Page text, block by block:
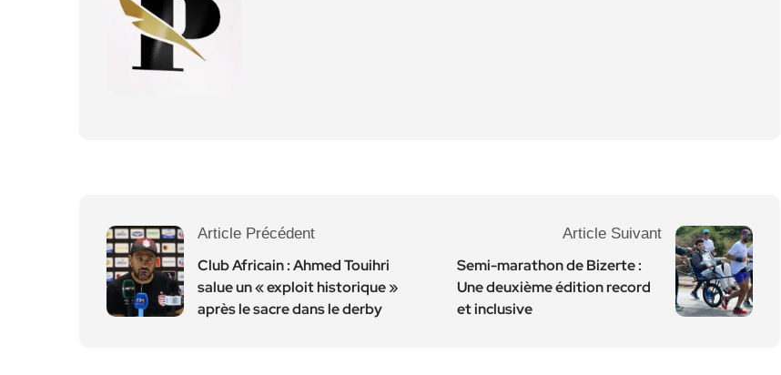
Article Précédent
Club Africain : Ahmed Touihri
salue un « exploit historique »
après le sacre dans le derby
Article Suivant
Semi-marathon de Bizerte :
Une deuxième édition record
et inclusive